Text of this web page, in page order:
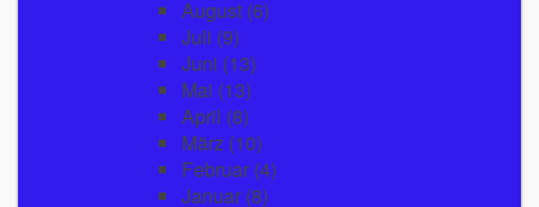
August (6)
Juli (9)
Juni (13)
Mai (13)
April (8)
März (10)
Februar (4)
Januar (8)